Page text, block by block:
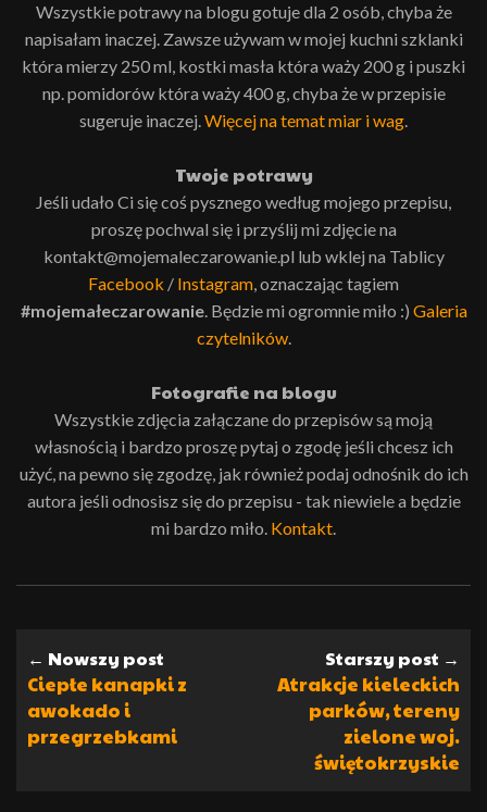
Wszystkie potrawy na blogu gotuje dla 2 osób, chyba że
napisałam inaczej. Zawsze używam w mojej kuchni szklanki
która mierzy 250 ml, kostki masła która waży 200 g i puszki
np. pomidorów która waży 400 g, chyba że w przepisie
sugeruje inaczej.Więcej na temat miar i wag.
Twoje potrawy
Jeśli udało Ci się coś pysznego według mojego przepisu,
proszę pochwal się i przyślij mi zdjęcie na
kontakt@mojemaleczarowanie.pl lub wklej na Tablicy
Facebook / Instagram, oznaczając tagiem
#mojemałeczarowanie. Będzie mi ogromnie miło :) Galeria
czytelników.
Fotografie na blogu
Wszystkie zdjęcia załączane do przepisów są moją
własnością i bardzo proszę pytaj o zgodę jeśli chcesz ich
użyć, na pewno się zgodzę, jak również podaj odnośnik do ich
autora jeśli odnosisz się do przepisu - tak niewiele a będzie
mi bardzo miło. Kontakt.
← Nowszy post
Ciepłe kanapki z
awokado i
przegrzebkami
Starszy post →
Atrakcje kieleckich
parków, tereny
zielone woj.
świętokrzyskie